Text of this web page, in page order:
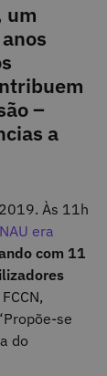
um
–
a
Às 11h
era
com 11
se
do